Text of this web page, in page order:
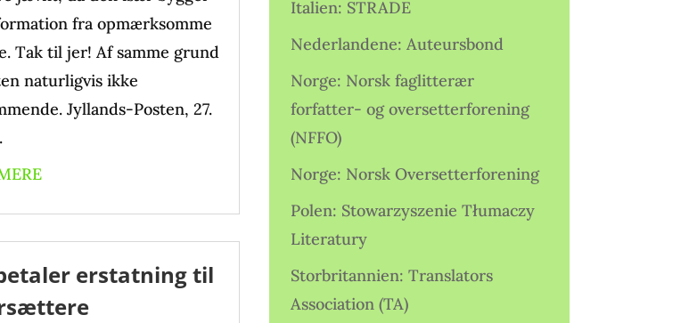
fra opmærksomme
Tak til jer! Af samme grund
naturligvis ikke
Jyllands-Posten, 27.
erstatning til
Italien: STRADE
Nederlandene: Auteursbond
Norge: Norsk faglitterær
forfatter- og oversetterforening
(NFFO)
Norge: Norsk Oversetterforening
Polen: Stowarzyszenie Tłumaczy
Literatury
Storbritannien: Translators
Association (TA)